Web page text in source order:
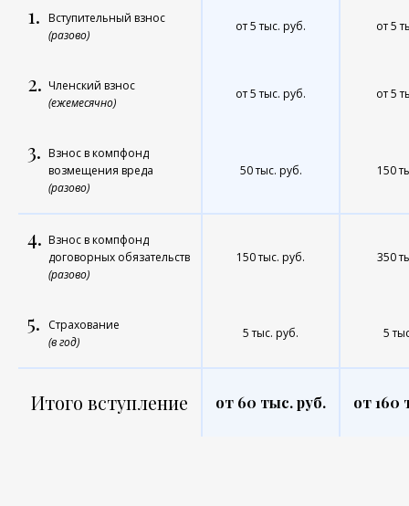
1. Вступительный взнос
(разово)
от 5 тыс. руб. от 5
2. Членский взнос
(ежемесячно)
от 5 тыс. руб. от 5
3. Взнос в компфонд
возмещения вреда
(разово)
50 тыс. руб. 150
4. Взнос в компфонд
договорных обязательств
(разово)
150 тыс. руб. 350
5.
Страхование
(в год)
5 тыс. руб. 5
Итого вступление от 60 тыс. руб. от 160